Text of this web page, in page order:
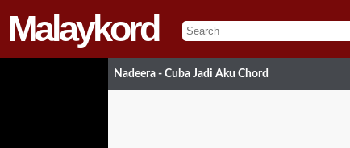
Malaykord
Nadeera - Cuba Jadi Aku Chord